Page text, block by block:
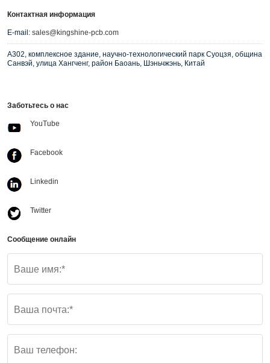
Контактная информация
E-mail: sales@kingshine-pcb.com
A302, комплексное здание, научно-технологический парк Суоцзя, община
Санвэй, улица Хангченг, район Баоань, Шэньчжэнь, Китай
Заботьтесь о нас
YouTube
Facebook
Linkedin
Twitter
Сообщение онлайн